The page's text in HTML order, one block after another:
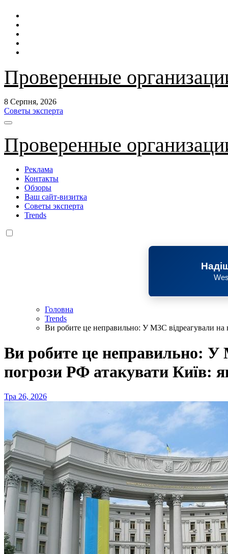
Перейти
контенту
Проверенные
8 Серпня, 2026
Советы эксперта
Проверенные
Реклама
Контакты
Обзоры
Ваш сайт-визитка
Советы эксперта
Trends
Головна
Trends
Ви робите це неправильно: У МЗС відреагували на
Ви робите це неправильно: У
погрози РФ атакувати Київ:
Тра 26, 2026